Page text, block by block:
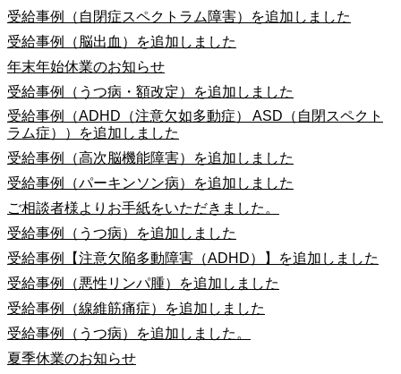
受給事例（自閉症スペクトラム障害）を追加しました
受給事例（脳出血）を追加しました
年末年始休業のお知らせ
受給事例（うつ病・額改定）を追加しました
受給事例（ADHD（注意欠如多動症） ASD（自閉スペクト
ラム症））を追加しました
受給事例（高次脳機能障害）を追加しました
受給事例（パーキンソン病）を追加しました
ご相談者様よりお手紙をいただきました。
受給事例（うつ病）を追加しました
受給事例【注意欠陥多動障害（ADHD）】を追加しました
受給事例（悪性リンパ腫）を追加しました
受給事例（線維筋痛症）を追加しました
受給事例（うつ病）を追加しました。
夏季休業のお知らせ